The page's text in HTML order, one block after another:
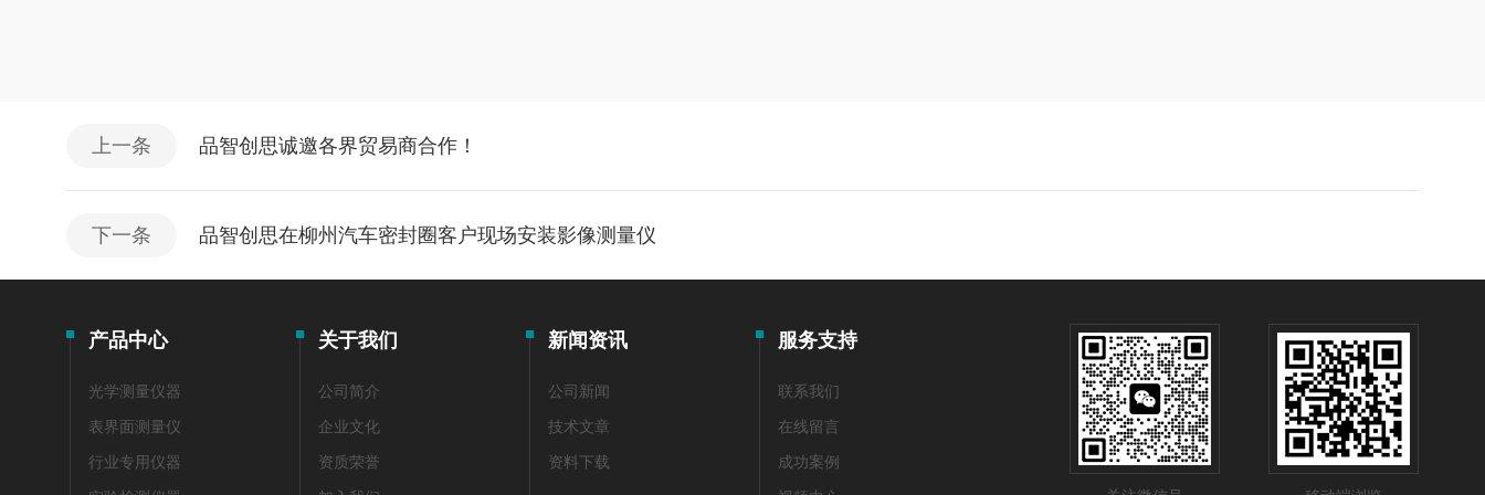
上一条 品智创思诚邀各界贸易商合作！
下一条 品智创思在柳州汽车密封圈客户现场安装影像测量仪
产品中心
光学测量仪器
表界面测量仪
行业专用仪器
关于我们
公司简介
企业文化
资质荣誉
新闻资讯
公司新闻
技术文章
资料下载
服务支持
联系我们
在线留言
成功案例